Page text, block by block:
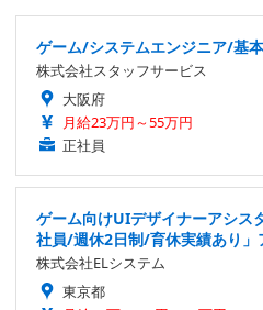
ゲーム/システムエンジニア/基
株式会社スタッフサービス
大阪府
月給23万円～55万円
正社員
ゲーム向けUIデザイナーアシス
社員/週休2日制/育休実績あり」
株式会社ELシステム
東京都